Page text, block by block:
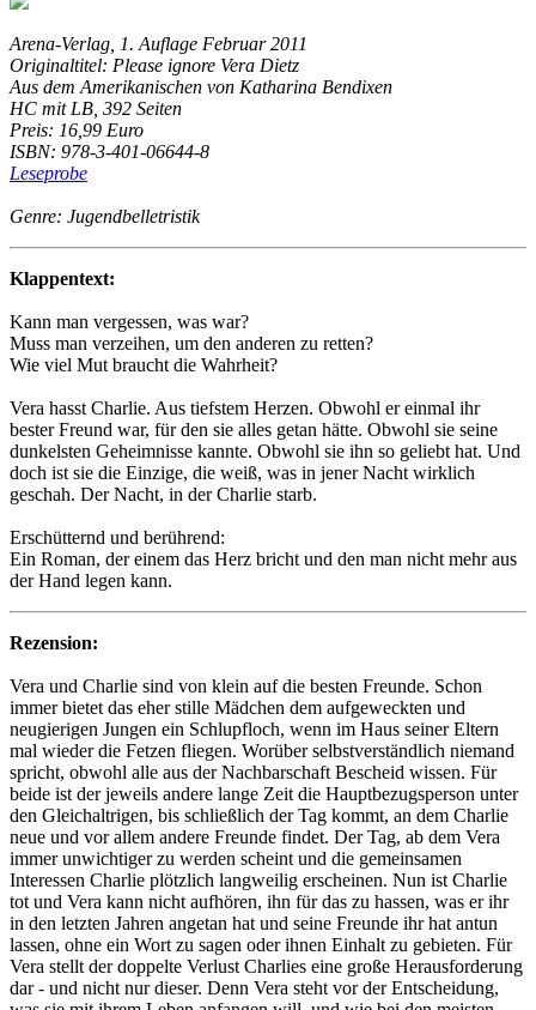
Arena-Verlag, 1. Auflage Februar 2011
Originaltitel: Please ignore Vera Dietz
Aus dem Amerikanischen von Katharina Bendixen
HC mit LB, 392 Seiten
Preis: 16,99 Euro
ISBN: 978-3-401-06644-8
Leseprobe
Genre: Jugendbelletristik
Klappentext:
Kann man vergessen, was war?
Muss man verzeihen, um den anderen zu retten?
Wie viel Mut braucht die Wahrheit?
Vera hasst Charlie. Aus tiefstem Herzen. Obwohl er einmal ihr
bester Freund war, für den sie alles getan hätte. Obwohl sie seine
dunkelsten Geheimnisse kannte. Obwohl sie ihn so geliebt hat. Und
doch ist sie die Einzige, die weiß, was in jener Nacht wirklich
geschah. Der Nacht, in der Charlie starb.
Erschütternd und berührend:
Ein Roman, der einem das Herz bricht und den man nicht mehr aus
der Hand legen kann.
Rezension:
Vera und Charlie sind von klein auf die besten Freunde. Schon
immer bietet das eher stille Mädchen dem aufgeweckten und
neugierigen Jungen ein Schlupfloch, wenn im Haus seiner Eltern
mal wieder die Fetzen fliegen. Worüber selbstverständlich niemand
spricht, obwohl alle aus der Nachbarschaft Bescheid wissen. Für
beide ist der jeweils andere lange Zeit die Hauptbezugsperson unter
den Gleichaltrigen, bis schließlich der Tag kommt, an dem Charlie
neue und vor allem andere Freunde findet. Der Tag, ab dem Vera
immer unwichtiger zu werden scheint und die gemeinsamen
Interessen Charlie plötzlich langweilig erscheinen. Nun ist Charlie
tot und Vera kann nicht aufhören, ihn für das zu hassen, was er ihr
in den letzten Jahren angetan hat und seine Freunde ihr hat antun
lassen, ohne ein Wort zu sagen oder ihnen Einhalt zu gebieten. Für
Vera stellt der doppelte Verlust Charlies eine große Herausforderung
dar - und nicht nur dieser. Denn Vera steht vor der Entscheidung,